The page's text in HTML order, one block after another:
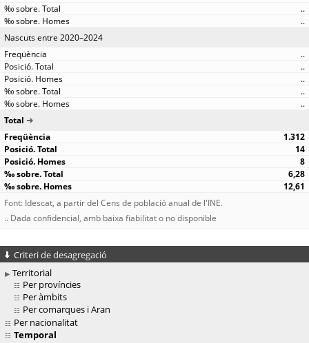
..
..
Nascuts entre 2020–2024
..
..
..
..
..
Total
1.312
14
8
6,28
12,61
Font: Idescat, a partir del Cens de població anual de l'INE.
.. Dada confidencial, amb baixa fiabilitat o no disponible
Criteri de desagregació
Territorial
Per províncies
Per àmbits
Per comarques i Aran
Per nacionalitat
Temporal